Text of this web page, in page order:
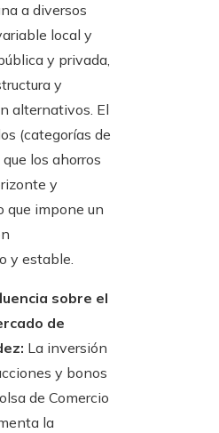
a diversos
local y
y privada,
y
alternativos. El
(categorías de
los ahorros
y
que impone un
y estable.
sobre el
de
La inversión
y bonos
de Comercio
la